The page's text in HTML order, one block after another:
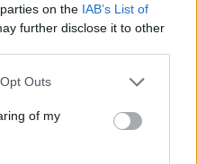
on the IAB’s List of
further disclose it to other
Outs
of my
de una piscina
a relajarte y
permitirá trabajar
o hacer ejercicio de
que es una